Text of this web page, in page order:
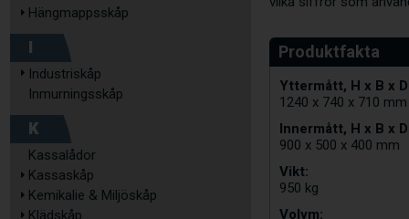
Hängmappsskåp
I
Industriskåp
Inmurningsskåp
K
Kassalådor
Kassaskåp
Kemikalie & Miljöskåp
Klädskåp
Yttermått, H x B x
1240 x 740 x 710 mm
Innermått, H x B x
900 x 500 x 400 mm
Vikt:
950 kg
Volym: